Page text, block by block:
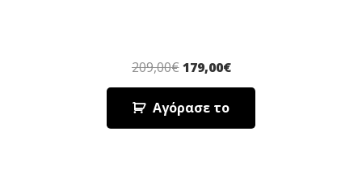
209,00€ 179,00€
Αγόρασε το